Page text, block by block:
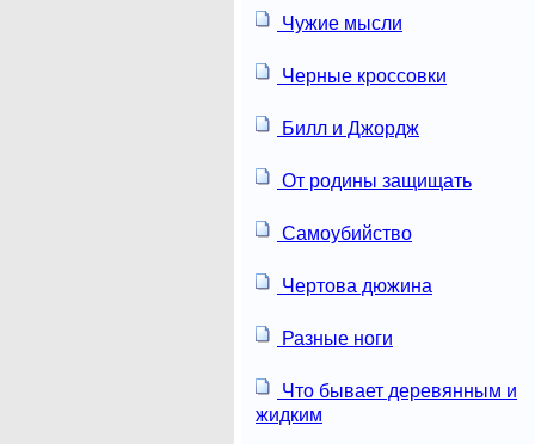
Чужие мысли
Черные кроссовки
Билл и Джордж
От родины защищать
Самоубийство
Чертова дюжина
Разные ноги
Что бывает деревянным и
жидким